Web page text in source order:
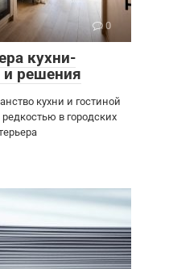
0
кухни-
и решения
кухни и гостиной
в городских